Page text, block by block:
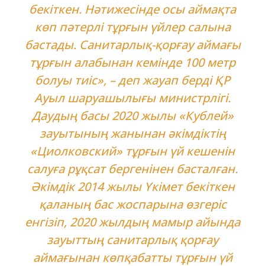
бекіткен. Нәтижесінде осы аймақта
көп пәтерлі тұрғын үйлер салына
бастады. Санитарлық-қорғау аймағы
тұрғын алабынан кемінде 100 метр
болуы тиіс», – деп жауап берді ҚР
Ауыл шаруашылығы министрлігі.
Даудың басы 2020 жылы «Кублей»
зауытының жанынан әкімдіктің
«Циолковский» тұрғын үй кешенін
салуға рұқсат бергенінен басталған.
Әкімдік 2014 жылы Үкімет бекіткен
қаланың бас жоспарына өзгеріс
енгізіп, 2020 жылдың мамыр айында
зауыттың санитарлық қорғау
аймағынан көпқабатты тұрғын үй